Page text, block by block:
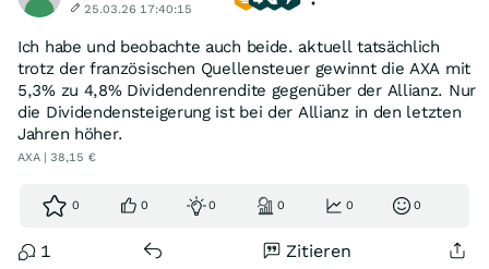
25.03.26 17:40:15
Ich habe und beobachte auch beide. aktuell tatsächlich
trotz der französischen Quellensteuer gewinnt die AXA mit
5,3% zu 4,8% Dividendenrendite gegenüber der Allianz. Nur
die Dividendensteigerung ist bei der Allianz in den letzten
Jahren höher.
AXA | 38,15 €
0 0 0 0 0 0
1 Zitieren